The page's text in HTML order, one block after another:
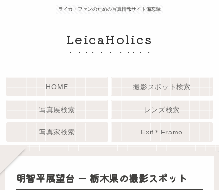
ライカ・ファンのための写真情報サイト備忘録
LeicaHolics
HOME 撮影スポット検索
写真展検索 レンズ検索
写真家検索 Exif＊Frame
明智平展望台 ー 栃木県の撮影スポット